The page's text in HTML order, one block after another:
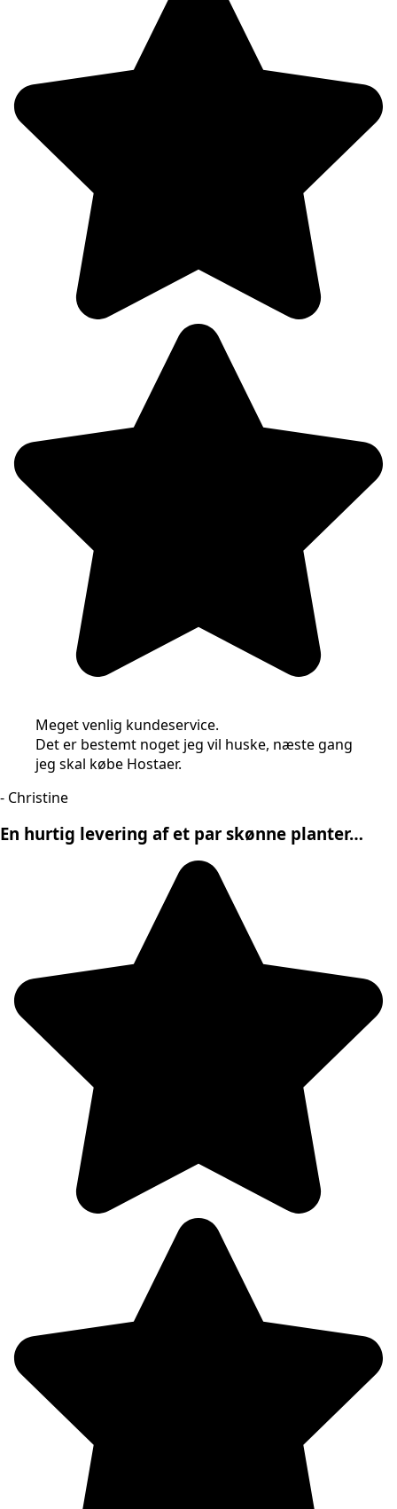
Meget venlig kundeservice.
Det er bestemt noget jeg vil huske, næste gang
jeg skal købe Hostaer.
- Christine
En hurtig levering af et par skønne planter…